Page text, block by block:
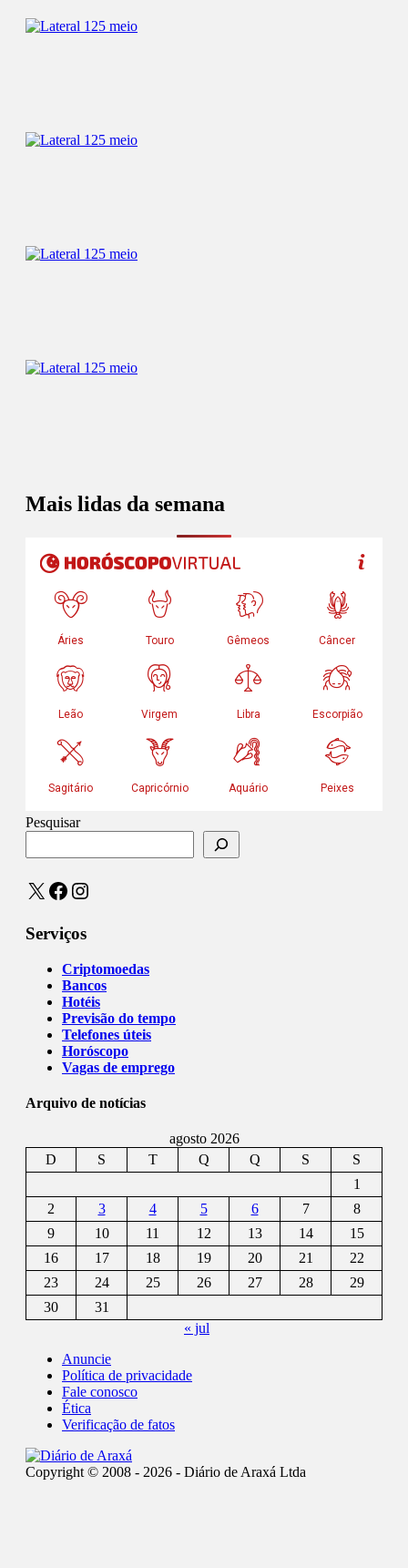
Mais lidas da semana
Pesquisar
X Facebook
Instagram
Serviços
Criptomoedas
Bancos
Hotéis
Previsão do tempo
Telefones úteis
Horóscopo
Vagas de emprego
Arquivo de notícias
agosto 2026
D
S T Q Q S
S
1
2
3 4 5 6 7
8
9
10 11 12 13 14
15
16
17 18 19 20 21
22
23
24 25 26 27 28
29
30
31
« jul
Anuncie
Política de privacidade
Fale conosco
Ética
Verificação de fatos
Copyright © 2008 - 2026 - Diário de Araxá Ltda